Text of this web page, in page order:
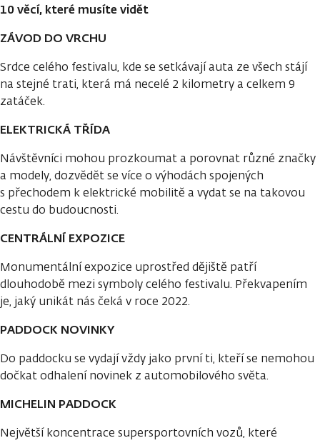
10 věcí, které musíte vidět
ZÁVOD DO VRCHU
Srdce celého festivalu, kde se setkávají auta ze všech stájí
na stejné trati, která má necelé 2 kilometry a celkem 9
zatáček.
ELEKTRICKÁ TŘÍDA
Návštěvníci mohou prozkoumat a porovnat různé značky
a modely, dozvědět se více o výhodách spojených
s přechodem k elektrické mobilitě a vydat se na takovou
cestu do budoucnosti.
CENTRÁLNÍ EXPOZICE
Monumentální expozice uprostřed dějiště patří
dlouhodobě mezi symboly celého festivalu. Překvapením
je, jaký unikát nás čeká v roce 2022.
PADDOCK NOVINKY
Do paddocku se vydají vždy jako první ti, kteří se nemohou
dočkat odhalení novinek z automobilového světa.
MICHELIN PADDOCK
Největší koncentrace supersportovních vozů, které